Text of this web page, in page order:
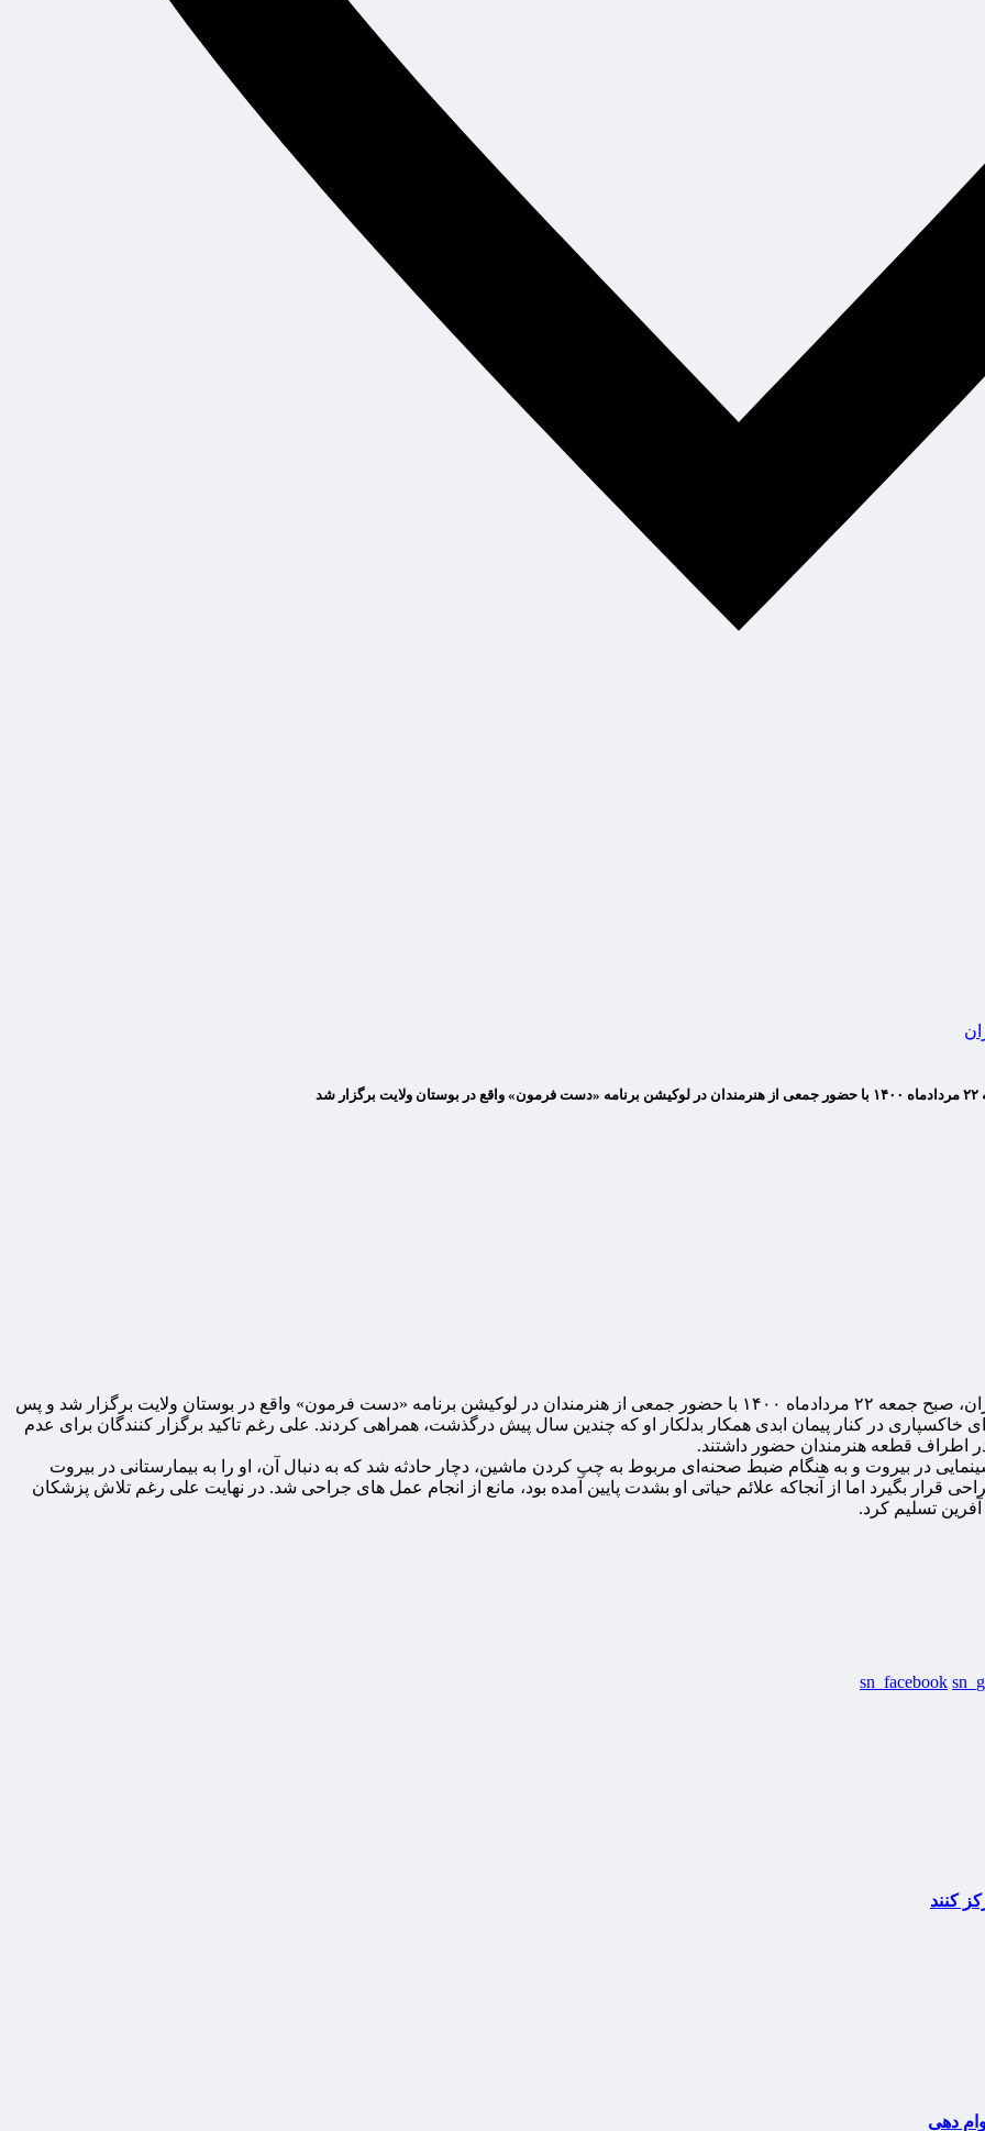
مراسم تشییع پیکر مرحوم «ارشا اقدسی» بدلکار سینما و تلویزیون ایران، صبح جمعه ۲۲ مردادماه ۱۴۰۰ با حضور جمعی از هنرمندان در لوکیشن برنامه «دست فرمون» واقع در بوستان ولایت برگزار شد و پس
خاکسپاری در کنار پیمان ابدی همکار بدلکار او که چندین سال پیش درگذشت، همراهی کردند. علی رغم تاکید برگزار کنندگان برای عدم
اطراف قطعه هنرمندان حضور داشتند.
در بیروت و به هنگام ضبط صحنه‌ای مربوط به چپ کردن ماشین، دچار حادثه‌ شد که به دنبال آن، او را به بیمارستانی در بیروت
قرار بگیرد اما از آنجاکه علائم حیاتی او بشدت پایین آمده بود، مانع از انجام عمل های جراحی شد. در نهایت علی رغم تلاش پزشکان
sn_facebook
کنند
دهی